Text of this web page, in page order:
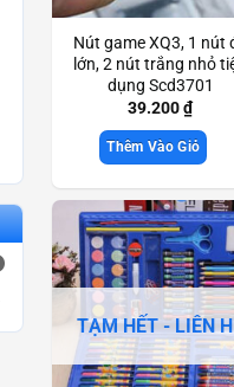
Nút game XQ3, 1 nút
lớn, 2 nút trắng nhỏ
dụng Scd3701
39.200₫
Thêm Vào Giỏ
TẠM HẾT - LIÊN